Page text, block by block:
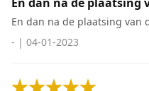
En dan na de plaatsing van
- | 04-01-2023